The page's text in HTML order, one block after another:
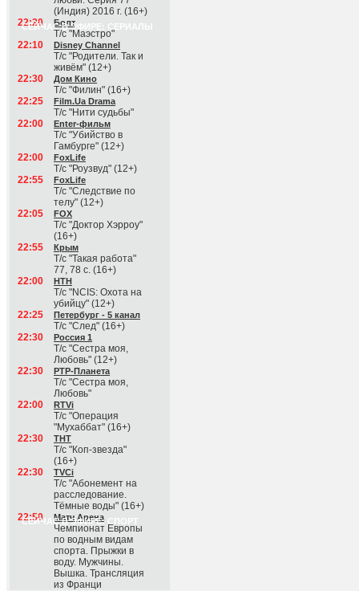
(Индия) 2016 г. (16+)
СЕЙЧАС В ЭФИРЕ: СЕРИАЛЫ
22:20 Болт
Т/с "Маэстро"
22:10
Disney Channel
Т/с "Родители. Так и
живём" (12+)
22:30
Дом Кино
Т/с "Филин" (16+)
22:25
Film.Ua Drama
Т/с "Нити судьбы"
22:00
Enter-фильм
Т/с "Убийство в
Гамбурге" (12+)
22:00
FoxLife
Т/с "Роузвуд" (12+)
22:55
FoxLife
Т/с "Следствие по
телу" (12+)
22:05
FOX
Т/с "Доктор Хэрроу"
(16+)
22:55
Крым
Т/с "Такая работа"
77, 78 с. (16+)
22:00
НТН
Т/с "NCIS: Охота на
убийцу" (12+)
22:25
Петербург - 5 канал
Т/с "След" (16+)
22:30
Россия 1
Т/с "Сестра моя,
Любовь" (12+)
22:30
РТР-Планета
Т/с "Сестра моя,
Любовь"
22:00
RTVi
Т/с "Операция
"Мухаббат" (16+)
22:30
ТНТ
Т/с "Коп-звезда"
(16+)
22:30
TVCi
Т/с "Абонемент на
расследование.
Тёмные воды" (16+)
СЕЙЧАС В ЭФИРЕ: СПОРТ
22:50 Матч Арена
Чемпионат Европы
по водным видам
спорта. Прыжки в
воду. Мужчины.
Вышка. Трансляция
из Франци